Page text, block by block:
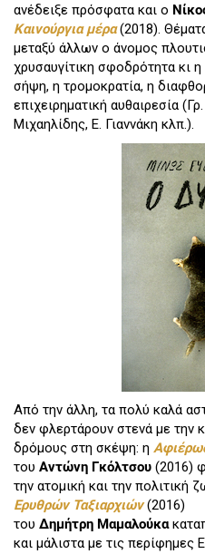
ανέδειξε πρόσφατα και ο
Καινούργια μέρα(2018).
μεταξύ άλλων ο άνομος
χρυσαυγίτικη σφοδρότητα κι
σήψη, η τρομοκρατία, η
επιχειρηματική αυθαιρεσία
Μιχαηλίδης, Ε. Γιαννάκη κλπ.).
Από την άλλη, τα πολύ καλά
δεν φλερτάρουν στενά με την
δρόμους στη σκέψη: η
του Αντώνη Γκόλτσου (2016)
την ατομική και την πολιτική
Ερυθρών Ταξιαρχιών(2016)
του Δημήτρη Μαμαλούκα
και μάλιστα με τις περίφημες